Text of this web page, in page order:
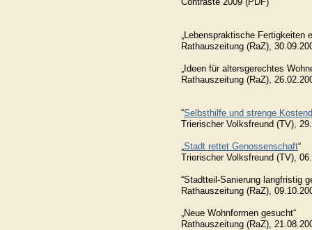
„Lebenspraktische Fertigkeiten
Rathauszeitung (RaZ),
„Ideen für altersgerechtes
Rathauszeitung (RaZ),
“Selbsthilfe und strenge
Trierischer Volksfreund (TV),
Stadt rettet Genossenschaft“
Trierischer Volksfreund (TV),
“Stadtteil-Sanierung langfristig
Rathauszeitung (RaZ),
„Neue Wohnformen gesucht“
Rathauszeitung (RaZ),